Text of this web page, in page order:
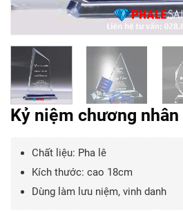
Kỷ niệm chương
Chất liệu: Pha lê
Kích thước: cao 18cm
Dùng làm lưu niệm, vinh danh